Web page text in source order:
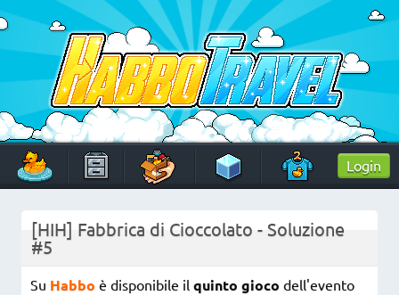
to
content
HabboTravel
Un viaggio di pixel!
Login
[HIH] Fabbrica di Cioccolato - Soluzione
#5
Su Habbo è disponibile il quinto gioco dell'evento